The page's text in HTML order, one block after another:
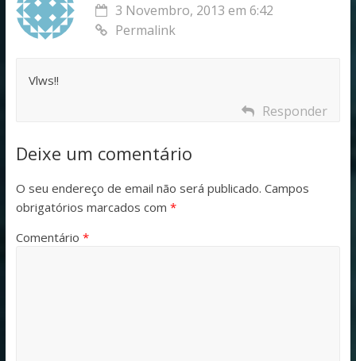
3 Novembro, 2013 em 6:42
Permalink
Vlws!!
Responder
Deixe um comentário
O seu endereço de email não será publicado. Campos
obrigatórios marcados com *
Comentário *